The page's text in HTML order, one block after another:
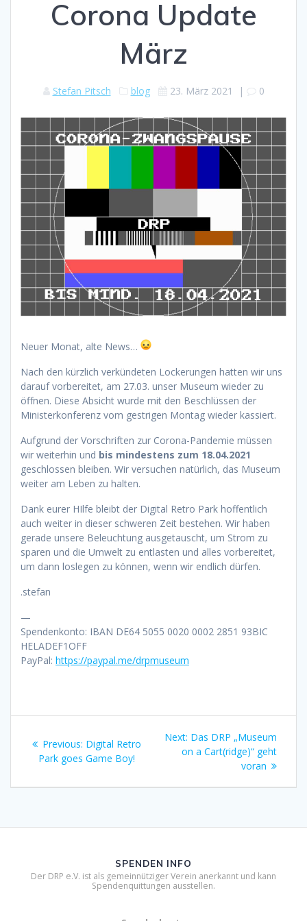
Corona Update
März
Stefan Pitsch blog 23. März 2021 | 0
Neuer Monat, alte News…
Nach den kürzlich verkündeten Lockerungen hatten wir uns
darauf vorbereitet, am 27.03. unser Museum wieder zu
öffnen. Diese Absicht wurde mit den Beschlüssen der
Ministerkonferenz vom gestrigen Montag wieder kassiert.
Aufgrund der Vorschriften zur Corona-Pandemie müssen
wir weiterhin und bis mindestens zum 18.04.2021
geschlossen bleiben. Wir versuchen natürlich, das Museum
weiter am Leben zu halten.
Dank eurer HIlfe bleibt der Digital Retro Park hoffentlich
auch weiter in dieser schweren Zeit bestehen. Wir haben
gerade unsere Beleuchtung ausgetauscht, um Strom zu
sparen und die Umwelt zu entlasten und alles vorbereitet,
um dann loslegen zu können, wenn wir endlich dürfen.
.stefan
—
Spendenkonto: IBAN DE64 5055 0020 0002 2851 93BIC
HELADEF1OFF
PayPal: https://paypal.me/drpmuseum
Beitragsnavigation
Previous: Previous
post:
Digital Retro
Park goes Game Boy!
Next: Next
post:
Das DRP „Museum
on a Cart(ridge)“ geht
voran
SPENDEN INFO
Der DRP e.V. ist als gemeinnütziger Verein anerkannt und kann
Spendenquittungen ausstellen.